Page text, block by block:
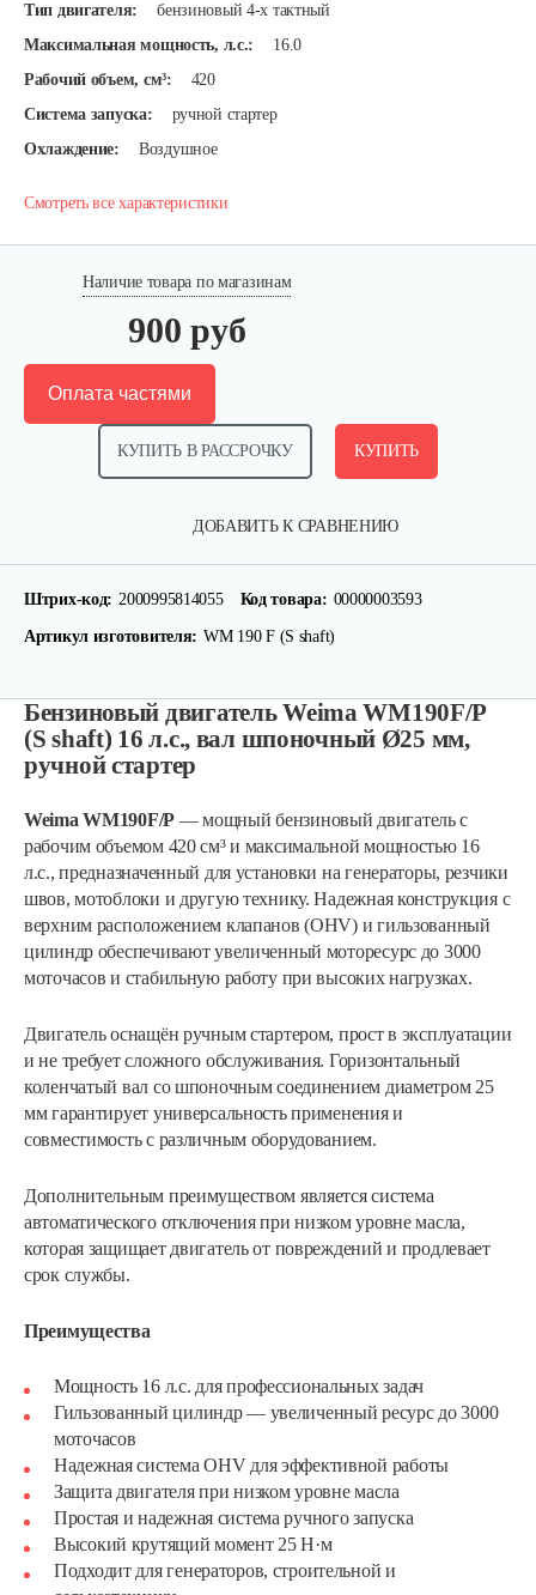
Тип двигателя:
бензиновый 4-х тактный
Максимальная мощность, л.с.:
16.0
Рабочий объем, см³:
420
Система запуска:
ручной стартер
Охлаждение:
Воздушное
Смотреть все характеристики
900 руб
Наличие товара по магазинам
ДОБАВИТЬ К СРАВНЕНИЮ
КУПИТЬ В РАССРОЧКУ КУПИТЬ
Оплата частями
Штрих-код: 2000995814055 Код товара: 00000003593
Артикул изготовителя: WM 190 F (S shaft)
Бензиновый двигатель Weima WM190F/P
(S shaft) 16 л.с., вал шпоночный Ø25 мм,
ручной стартер
Weima WM190F/P — мощный бензиновый двигатель с
рабочим объемом 420 см³ и максимальной мощностью 16
л.с., предназначенный для установки на генераторы, резчики
швов, мотоблоки и другую технику. Надежная конструкция с
верхним расположением клапанов (OHV) и гильзованный
цилиндр обеспечивают увеличенный моторесурс до 3000
моточасов и стабильную работу при высоких нагрузках.
Двигатель оснащён ручным стартером, прост в эксплуатации
и не требует сложного обслуживания. Горизонтальный
коленчатый вал со шпоночным соединением диаметром 25
мм гарантирует универсальность применения и
совместимость с различным оборудованием.
Дополнительным преимуществом является система
автоматического отключения при низком уровне масла,
которая защищает двигатель от повреждений и продлевает
срок службы.
Преимущества
Мощность 16 л.с. для профессиональных задач
Гильзованный цилиндр — увеличенный ресурс до 3000
моточасов
Надежная система OHV для эффективной работы
Защита двигателя при низком уровне масла
Простая и надежная система ручного запуска
Высокий крутящий момент 25 Н·м
Подходит для генераторов, строительной и